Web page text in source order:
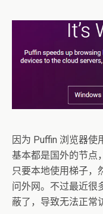
因为 Puffin 浏览器使
基本都是国外的节点
只要本地使用梯子，
问外网。不过最近很
蔽了，导致无法正常